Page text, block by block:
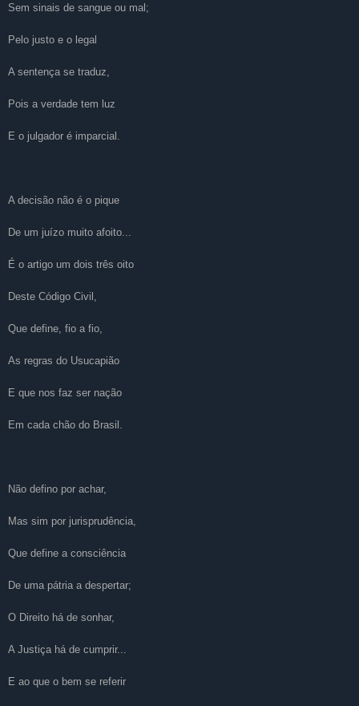
Sem sinais de sangue ou mal;
Pelo justo e o legal
A sentença se traduz,
Pois a verdade tem luz
E o julgador é imparcial.
A decisão não é o pique
De um juízo muito afoito...
É o artigo um dois três oito
Deste Código Civil,
Que define, fio a fio,
As regras do Usucapião
E que nos faz ser nação
Em cada chão do Brasil.
Não defino por achar,
Mas sim por jurisprudência,
Que define a consciência
De uma pátria a despertar;
O Direito há de sonhar,
A Justiça há de cumprir...
E ao que o bem se referir